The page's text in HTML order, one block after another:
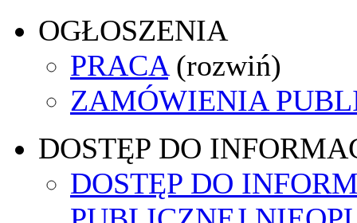
OGŁOSZENIA
PRACA (rozwiń)
ZAMÓWIENIA
DOSTĘP DO
DOSTĘP DO